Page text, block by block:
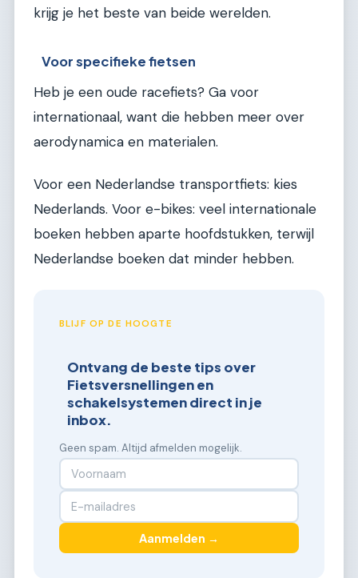
krijg je het beste van beide werelden.
Voor specifieke fietsen
Heb je een oude racefiets? Ga voor
internationaal, want die hebben meer over
aerodynamica en materialen.
Voor een Nederlandse transportfiets: kies
Nederlands. Voor e-bikes: veel internationale
boeken hebben aparte hoofdstukken, terwijl
Nederlandse boeken dat minder hebben.
BLIJF OP DE HOOGTE
Ontvang de beste tips over
Fietsversnellingen en
schakelsystemen direct in je
inbox.
Geen spam. Altijd afmelden mogelijk.
Aanmelden →